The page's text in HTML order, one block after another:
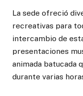
La sede ofreció
recreativas para
intercambio de
presentaciones
animada batucada
durante varias